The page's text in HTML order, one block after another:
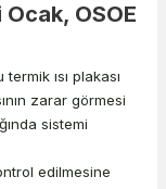
OSOE
termik ısı plakası
zarar görmesi
sistemi
edilmesine